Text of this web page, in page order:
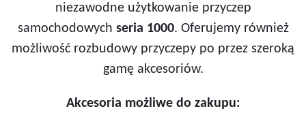
niezawodne użytkowanie przyczep
samochodowych seria 1000. Oferujemy również
możliwość rozbudowy przyczepy po przez szeroką
gamę akcesoriów.
Akcesoria możliwe do zakupu: